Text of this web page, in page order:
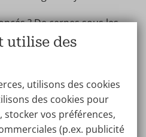
? De cernes sous les
Rides sous les yeux ? Sourcils
yeux plus grands ? Autant
Belgique
utilise des
utilisons des cookies
des cookies pour
vos préférences,
(p.ex. publicité